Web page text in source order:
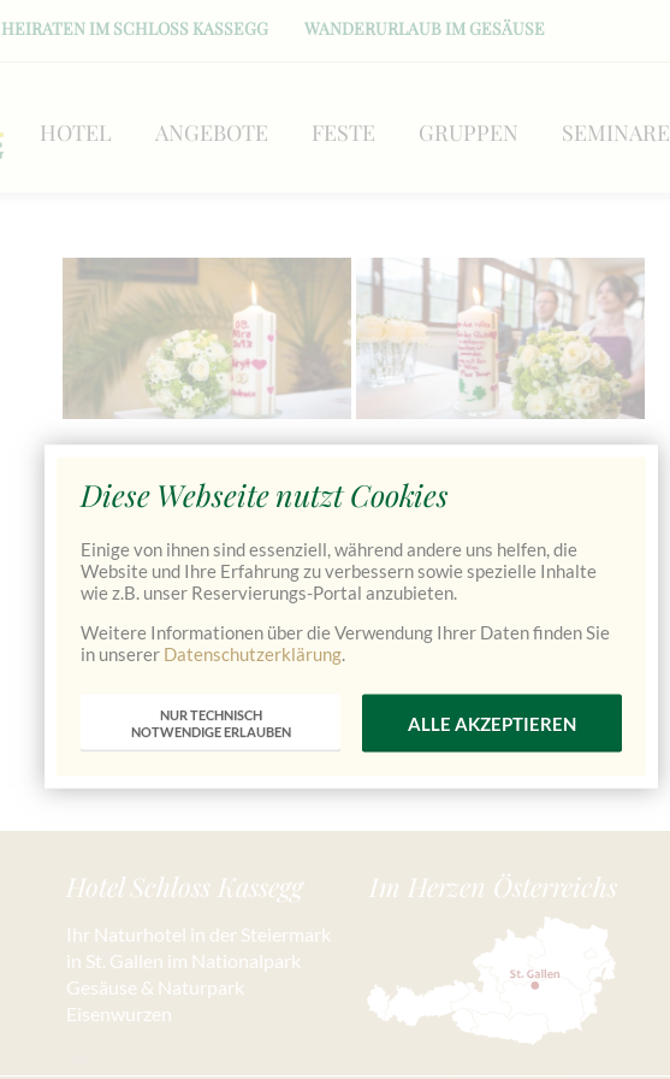
HEIRATEN IM SCHLOSS KASSEGG WANDERURLAUB IM GESÄUSE
HOTEL ANGEBOTE FESTE GRUPPEN SEMINARE
Hotel Schloss Kassegg
Ihr Naturhotel in der Steiermark
in St. Gallen im Nationalpark
Gesäuse & Naturpark
Eisenwurzen
Im Herzen Österreichs
Diese Webseite nutzt Cookies
Einige von ihnen sind essenziell, während andere uns helfen, die
Website und Ihre Erfahrung zu verbessern sowie spezielle Inhalte
wie z.B. unser Reservierungs-Portal anzubieten.
Weitere Informationen über die Verwendung Ihrer Daten finden Sie
in unserer Datenschutzerklärung
NUR TECHNISCH
NOTWENDIGE ERLAUBEN
ALLE AKZEPTIEREN